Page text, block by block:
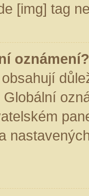
[img] tag
oznámení?